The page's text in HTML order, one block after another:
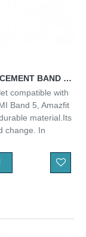
CONTACT FOR XIAOMI Mi BAND 5 REPLACEMENT BAND orange
compatible with
Band 5, Amazfit
material.Its
change. In